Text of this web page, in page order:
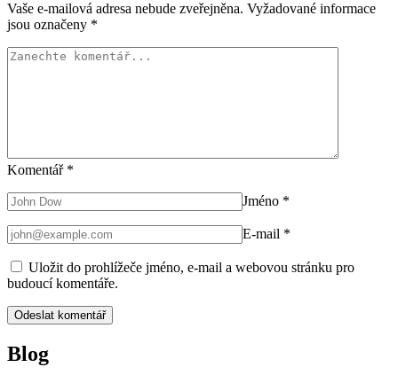
Vaše e-mailová adresa nebude zveřejněna. Vyžadované informace
jsou označeny *
Komentář *
Jméno *
E-mail *
Uložit do prohlížeče jméno, e-mail a webovou stránku pro
budoucí komentáře.
Blog